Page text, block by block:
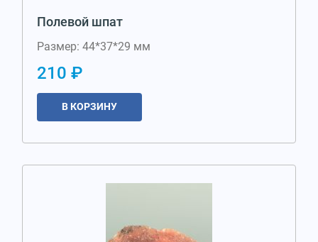
Полевой шпат
Размер: 44*37*29 мм
210 ₽
В КОРЗИНУ